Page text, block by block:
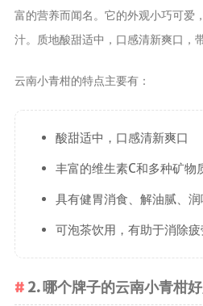
富的营养而闻名。它的外观小巧可爱
汁。质地酸甜适中，口感清新爽口，
云南小青柑的特点主要有：
酸甜适中，口感清新爽口
丰富的维生素C和多种矿物
具有健胃消食、解油腻、
可泡茶饮用，有助于消除
2. 哪个牌子的云南小青柑
茶叶配送
茶叶健康价
值和功效
养生茶
功能茶
茶叶品鉴